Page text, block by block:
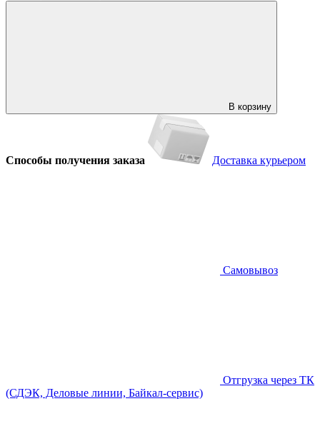
В корзину
Способы получения заказа Доставка курьером
Самовывоз
Отгрузка через ТК
(СДЭК, Деловые линии, Байкал-сервис)